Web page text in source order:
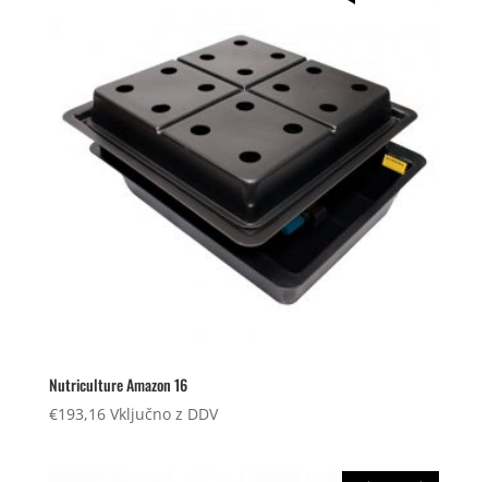
Nutriculture Amazon 16
€193,16 Vključno z DDV